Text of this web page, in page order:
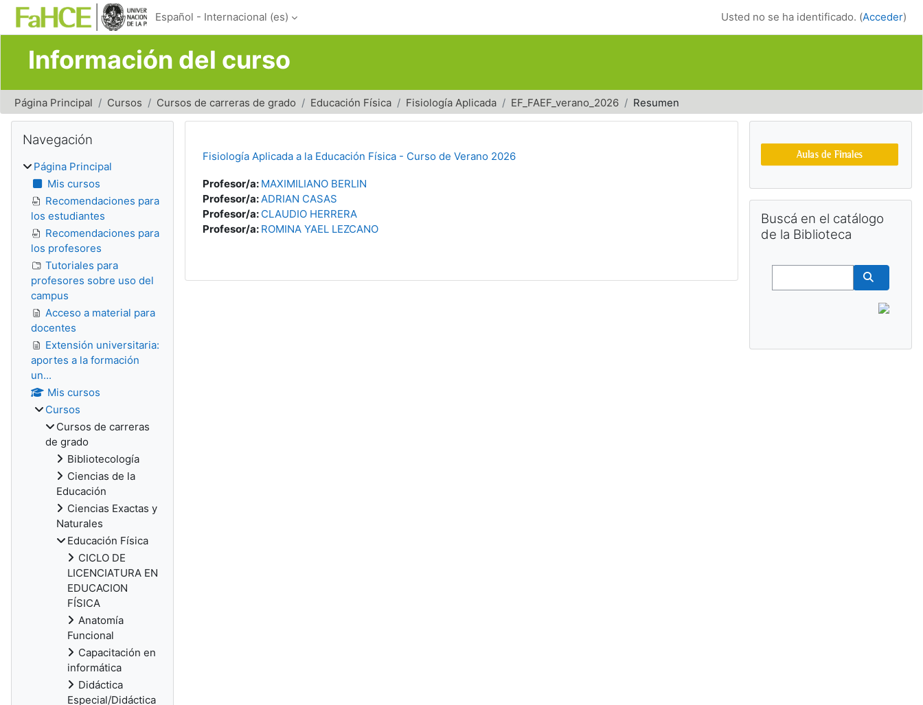
Salta al contenido principal
Español - Internacional ‎(es)‎ Usted no se ha identificado. (Acceder)
Información del curso
Página Principal Cursos Cursos de carreras de grado Educación Física Fisiología Aplicada EF_FAEF_verano_2026 Resumen
Fisiología Aplicada a la Educación Física - Curso de Verano 2026
Profesor/a: MAXIMILIANO BERLIN
Profesor/a:ADRIAN CASAS
Profesor/a: CLAUDIO HERRERA
Profesor/a: ROMINA YAEL LEZCANO
Bloques
Navegación
Página Principal
Mis cursos
Recomendaciones para
los estudiantes
Recomendaciones para
los profesores
Tutoriales para
profesores sobre uso del
campus
Acceso a material para
docentes
Extensión universitaria:
aportes a la formación
un...
Mis cursos
Cursos
Cursos de carreras
de grado
Bibliotecología
Ciencias de la
Educación
Ciencias Exactas y
Naturales
Educación Física
CICLO DE
LICENCIATURA EN
EDUCACION
FÍSICA
Anatomía
Funcional
Capacitación en
informática
Didáctica
Especial/Didáctica
Buscá en el catálogo
de la Biblioteca
Buscar
Buscar